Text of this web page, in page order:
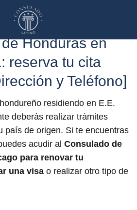
Honduras en
reserva tu cita
y Teléfono]
residiendo en E.E.
deberás realizar trámites
país de origen. Si te encuentras
acudir al Consulado de
para renovar tu
una visa o realizar otro tipo de